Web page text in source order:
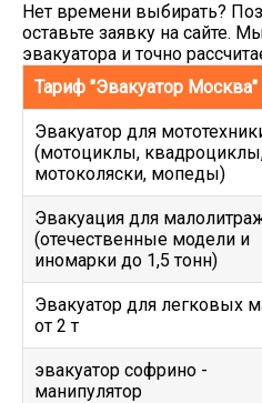
Нет времени выбирать?
оставьте заявку на сайте.
эвакуатора и точно
Тариф "Эвакуатор Москва"
Эвакуатор для
(мотоциклы,
мотоколяски, мопеды)
Эвакуация для
(отечественные модели и
иномарки до 1,5 тонн)
Эвакуатор для легковых
от 2 т
эвакуатор софрино -
манипулятор